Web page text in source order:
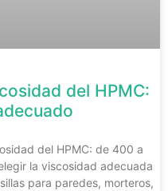
del HPMC:
del HPMC: de 400 a
la viscosidad adecuada
para paredes, morteros,